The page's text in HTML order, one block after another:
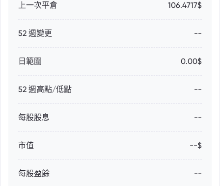
上一次平倉 106.4717$
52 週變更 --
日範圍 0.00$
52 週高點/低點 --
每股股息 --
市值 --$
每股盈餘 --